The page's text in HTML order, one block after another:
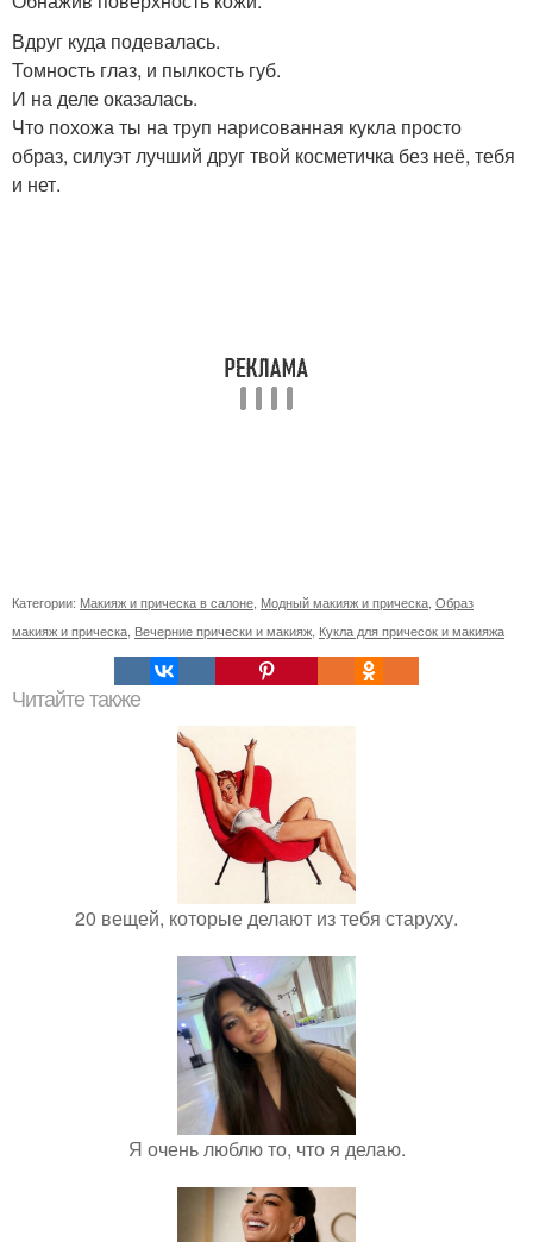
Вдруг куда подевалась.
Томность глаз, и пылкость губ.
И на деле оказалась.
Что похожа ты на труп нарисованная кукла просто
образ, силуэт лучший друг твой косметичка без неё, тебя
и нет.
Категории: Макияж и прическа в салоне Модный макияж и прическа Образ
макияж и прическа Вечерние прически и макияж Кукла для причесок и макияжа
Читайте также
20 вещей, которые делают из тебя старуху.
Я очень люблю то, что я делаю.